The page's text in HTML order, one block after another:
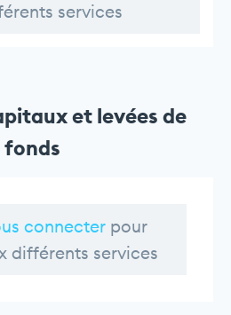
services
et levées de
fonds
connecter pour
différents services